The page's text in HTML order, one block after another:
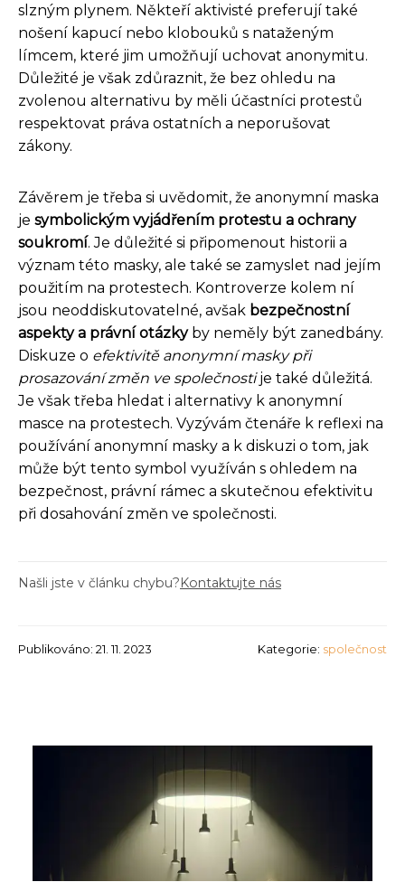
slzným plynem. Někteří aktivisté preferují také
nošení kapucí nebo klobouků s nataženým
límcem, které jim umožňují uchovat anonymitu.
Důležité je však zdůraznit, že bez ohledu na
zvolenou alternativu by měli účastníci protestů
respektovat práva ostatních a neporušovat
zákony.
Závěrem je třeba si uvědomit, že anonymní maska
je symbolickým vyjádřením protestu a ochrany
soukromí. Je důležité si připomenout historii a
význam této masky, ale také se zamyslet nad jejím
použitím na protestech. Kontroverze kolem ní
jsou neoddiskutovatelné, avšak bezpečnostní
aspekty a právní otázkyby neměly být zanedbány.
Diskuze o efektivitě anonymní masky při
prosazování změn ve společnostije také důležitá.
Je však třeba hledat i alternativy k anonymní
masce na protestech. Vyzývám čtenáře k reflexi na
používání anonymní masky a k diskuzi o tom, jak
může být tento symbol využíván s ohledem na
bezpečnost, právní rámec a skutečnou efektivitu
při dosahování změn ve společnosti.
Našli jste v článku chybu?Kontaktujte nás
Publikováno: 21. 11. 2023 Kategorie: společnost